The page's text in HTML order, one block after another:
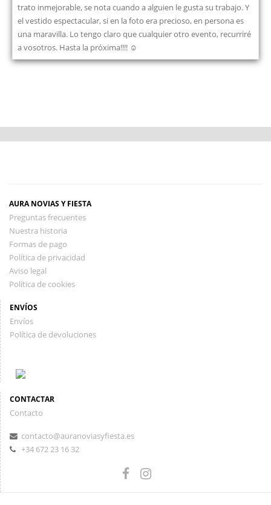
trato inmejorable, se nota cuando a alguien le gusta su trabajo. Y
el vestido espectacular, si en la foto era precioso, en persona es
una maravilla. Lo tengo claro que cualquier otro evento, recurriré
a vosotros. Hasta la próxima!!!! ☺️
AURA NOVIAS Y FIESTA
Preguntas frecuentes
Nuestra historia
Formas de pago
Política de privacidad
Aviso legal
Política de cookies
ENVÍOS
Envíos
Política de devoluciones
CONTACTAR
Contacto
contacto@auranoviasyfiesta.es
+34 672 23 16 32